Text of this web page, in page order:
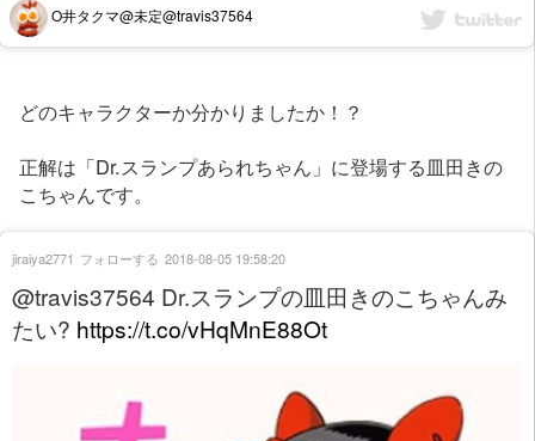
O井タクマ@未定@travis37564
どのキャラクターか分かりましたか！？
正解は「Dr.スランプあられちゃん」に登場する皿田きの
こちゃんです。
@travis37564 Dr.スランプの皿田きのこちゃんみ
たい? https://t.co/vHqMnE88Ot
jiraiya2771 フォローする 2018-08-05 19:58:20